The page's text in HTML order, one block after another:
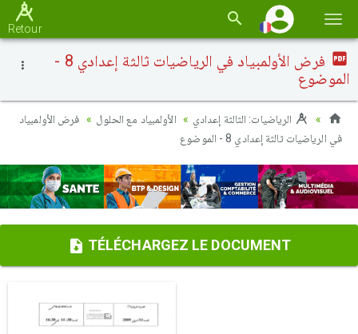
la
Retour
فرض الأولمبياد في الرياضيات ثالثة إعدادي 8 -
الموضوع
الرياضيات: الثالثة إعدادي الأولمبياد مع الحلول
فرض الأولمبياد
في الرياضيات ثالثة إعدادي 8 - الموضوع
TÉLÉCHARGEZ LE DOCUMENT